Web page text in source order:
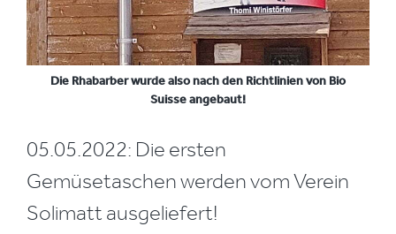
Die Rhabarber wurde also nach den Richtlinien von Bio
Suisse angebaut!
05.05.2022: Die ersten
Gemüsetaschen werden vom Verein
Solimatt ausgeliefert!